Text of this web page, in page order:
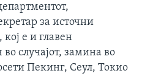
за источни
е и главен
случајот, замина во
Пекинг, Сеул, Токио